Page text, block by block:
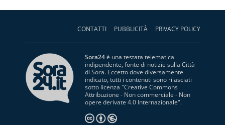
CONTATTI PUBBLICITÀ PRIVACY POLICY
Sora24è una testata telematica
indipendente, fonte di notizie sulla Città
di Sora. Eccetto dove diversamente
indicato, tutti i contenuti sono rilasciati
sotto licenza "Creative Commons
Attribuzione - Non commerciale - Non
opere derivate 4.0 Internazionale".